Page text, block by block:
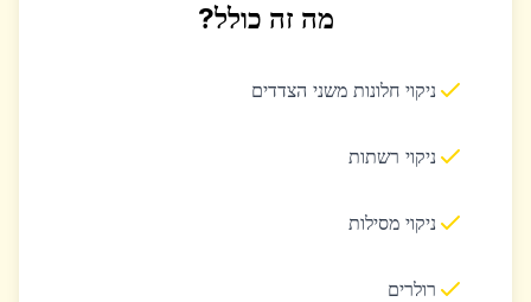
מה זה כולל?
ניקוי חלונות משני הצדדים
ניקוי רשתות
ניקוי מסילות
רולרים